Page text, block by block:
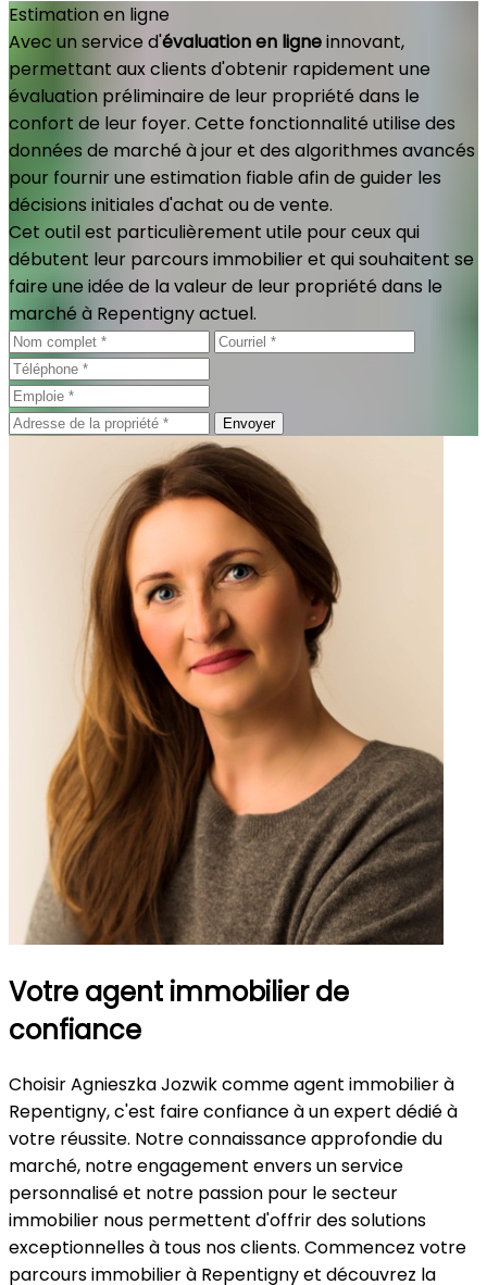
Estimation en ligne
Avec un service d'évaluation en ligneinnovant,
permettant aux clients d'obtenir rapidement une
évaluation préliminaire de leur propriété dans le
confort de leur foyer. Cette fonctionnalité utilise des
données de marché à jour et des algorithmes avancés
pour fournir une estimation fiable afin de guider les
décisions initiales d'achat ou de vente.
Cet outil est particulièrement utile pour ceux qui
débutent leur parcours immobilier et qui souhaitent se
faire une idée de la valeur de leur propriété dans le
marché à Repentigny actuel.
Envoyer
Votre agent immobilier de
confiance
Choisir Agnieszka Jozwik comme agent immobilier à
Repentigny, c'est faire confiance à un expert dédié à
votre réussite. Notre connaissance approfondie du
marché, notre engagement envers un service
personnalisé et notre passion pour le secteur
immobilier nous permettent d'offrir des solutions
exceptionnelles à tous nos clients. Commencez votre
parcours immobilier à Repentigny et découvrez la